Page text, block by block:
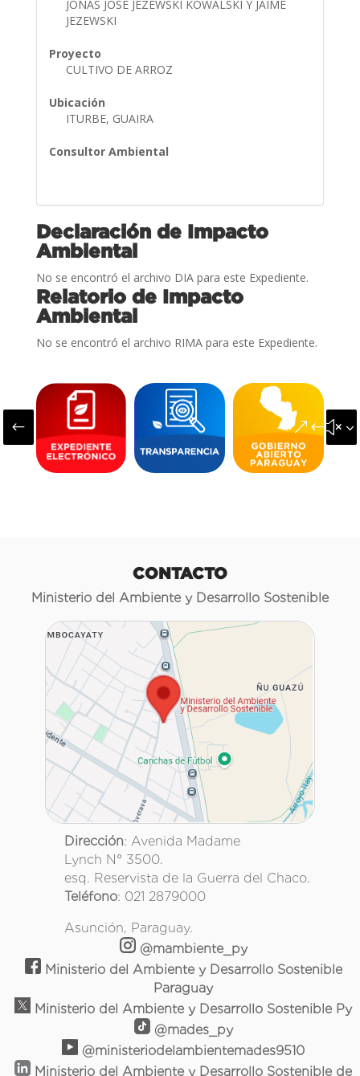
JONAS JOSE JEZEWSKI KOWALSKI Y JAIME
JEZEWSKI
Proyecto
CULTIVO DE ARROZ
Ubicación
ITURBE, GUAIRA
Consultor Ambiental
Declaración de Impacto
Ambiental
No se encontró el archivo DIA para este Expediente.
Relatorio de Impacto
Ambiental
No se encontró el archivo RIMA para este Expediente.
#
CONTACTO
Ministerio del Ambiente y Desarrollo Sostenible
Dirección: Avenida Madame
Lynch N° 3500.
esq. Reservista de la Guerra del Chaco.
Teléfono: 021 2879000
Asunción, Paraguay.
@mambiente_py
Ministerio del Ambiente y Desarrollo Sostenible
Paraguay
Ministerio del Ambiente y Desarrollo Sostenible Py
@mades_py
@ministeriodelambientemades9510
Ministerio del Ambiente y Desarrollo Sostenible de